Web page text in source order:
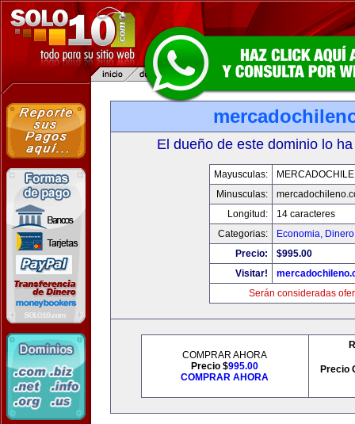
El dueño de este dominio lo
Mayusculas:
Minusculas:
Longitud:
14 caracteres
Categorias:
Economia,
Precio:
$995.00
Visitar!
Serán consideradas
COMPRAR AHORA
Precio $995.00
COMPRAR AHORA
Precio